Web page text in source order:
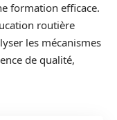
formation efficace.
routière
les mécanismes
de qualité,